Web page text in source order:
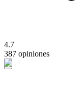
4.7
387 opiniones